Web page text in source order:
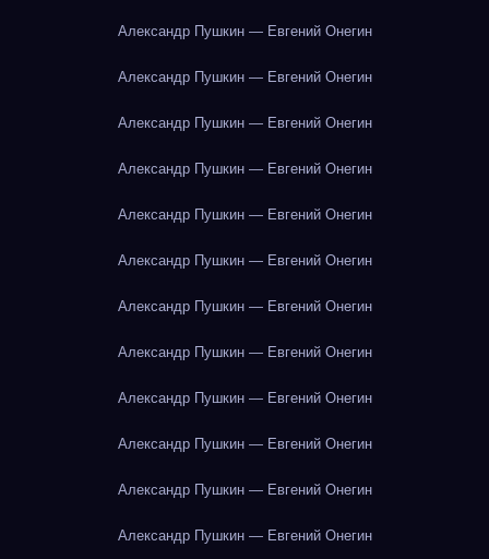
Александр Пушкин — Евгений Онегин
Александр Пушкин — Евгений Онегин
Александр Пушкин — Евгений Онегин
Александр Пушкин — Евгений Онегин
Александр Пушкин — Евгений Онегин
Александр Пушкин — Евгений Онегин
Александр Пушкин — Евгений Онегин
Александр Пушкин — Евгений Онегин
Александр Пушкин — Евгений Онегин
Александр Пушкин — Евгений Онегин
Александр Пушкин — Евгений Онегин
Александр Пушкин — Евгений Онегин